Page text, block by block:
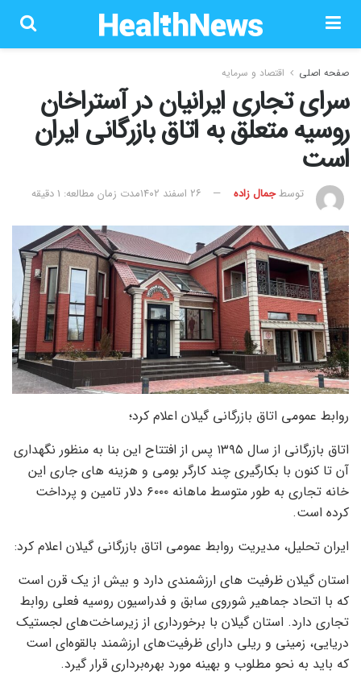
صفحه اصلی اقتصاد و سرمایه
سرای تجاری ایرانیان در آستراخان
روسیه متعلق به اتاق بازرگانی ایران
است
توسطجمال زاده ۲۶ اسفند ۱۴۰۲ مدت زمان مطالعه: 1 دقیقه
روابط عمومی اتاق بازرگانی گیلان اعلام کرد؛
اتاق بازرگانی از سال ۱۳۹۵ پس از افتتاح این بنا به منظور نگهداری
آن تا کنون با بکارگیری چند کارگر بومی و هزینه های جاری این
خانه تجاری به طور متوسط ​​ماهانه ۶۰۰۰ دلار تامین و پرداخت
کرده است.
ایران تحلیل، مدیریت روابط عمومی اتاق بازرگانی گیلان اعلام کرد:
استان گیلان ظرفیت های ارزشمندی دارد و بیش از یک قرن است
که با اتحاد جماهیر شوروی سابق و فدراسیون روسیه فعلی روابط
تجاری دارد. استان گیلان با برخورداری از زیرساخت‌های لجستیک
دریایی، زمینی و ریلی دارای ظرفیت‌های ارزشمند بالقوه‌ای است
که باید به نحو مطلوب و بهینه مورد بهره‌برداری قرار گیرد.